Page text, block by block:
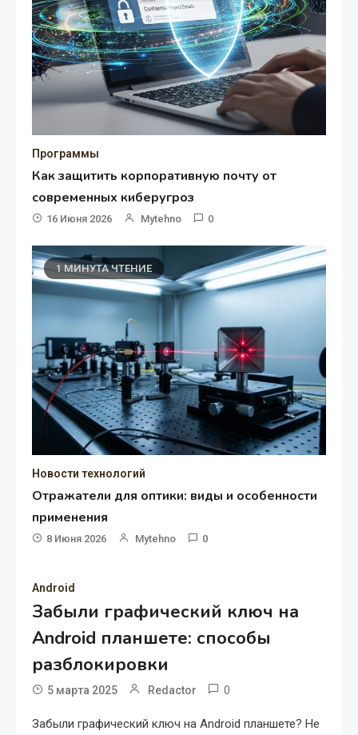
Программы
Как защитить корпоративную почту от
современных киберугроз
16 Июня 2026 Mytehno 0
1 МИНУТА ЧТЕНИЕ
Новости технологий
Отражатели для оптики: виды и особенности
применения
8 Июня 2026 Mytehno 0
Android
Забыли графический ключ на
Android планшете: способы
разблокировки
5 марта 2025 Redactor 0
Забыли графический ключ на Android планшете? Не